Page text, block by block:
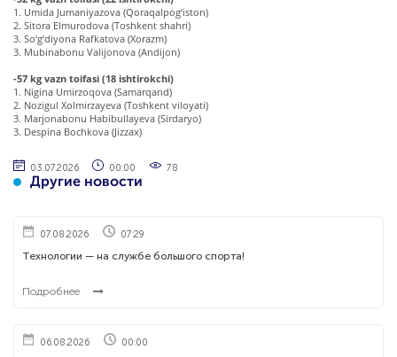
1. Umida Jumaniyazova (Qoraqalpog‘iston)
2. Sitora Elmurodova (Toshkent shahri)
3. So‘g‘diyona Rafkatova (Xorazm)
3. Mubinabonu Valijonova (Andijon)
-57 kg vazn toifasi (18 ishtirokchi)
1. Nigina Umirzoqova (Samarqand)
2. Nozigul Xolmirzayeva (Toshkent viloyati)
3. Marjonabonu Habibullayeva (Sirdaryo)
3. Despina Bochkova (Jizzax)
03.07.2026 00:00 78
Другие новости
07.08.2026 07:29
Технологии — на службе большого спорта!
Подробнее
06.08.2026 00:00